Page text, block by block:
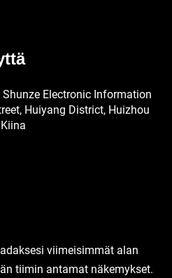
Electronic Information
Huiyang District, Huizhou
viimeisimmät alan
tiimin antamat näkemykset.